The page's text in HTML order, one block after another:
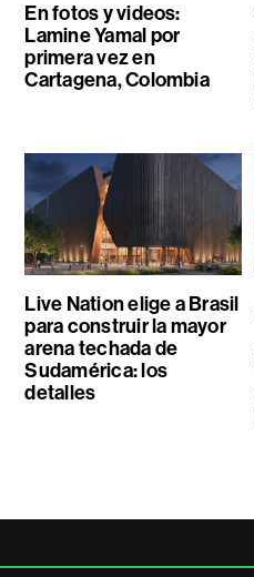
En fotos y videos:
Lamine Yamal por
primera vez en
Cartagena, Colombia
Live Nation elige a Brasil
para construir la mayor
arena techada de
Sudamérica: los
detalles